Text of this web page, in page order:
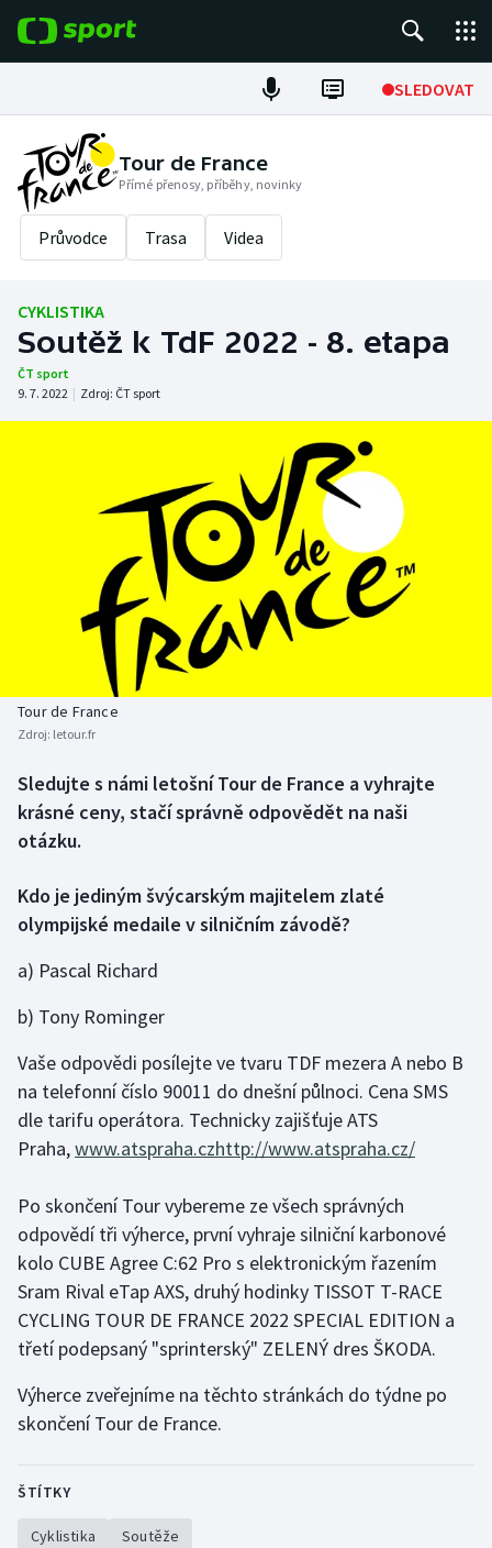
SLEDOVAT
Fotbal
Hokej
Tenis
Cyklistika
DALŠÍ SPORTY
Baseball a softbal
Basketbal
Biatlon
Boby a skeleton
Box
Curling
Dostihy
Futsal
Golf
Házená
Jezdectví
Judo
Krasobruslení
Lezení
Lyže a snowboard
Moderní pětiboj
Soutěže
Historické návraty
Aplikace ČT sport
Tour de France
Přímé přenosy, příběhy, novinky
Průvodce Trasa Videa
CYKLISTIKA
Soutěž k TdF 2022 - 8. etapa
ČT sport
9. 7. 2022 | Zdroj: ČT sport
Tour de France
Zdroj: letour.fr
Sledujte s námi letošní Tour de France a vyhrajte
krásné ceny, stačí správně odpovědět na naši
otázku.
Kdo je jediným švýcarským majitelem zlaté
olympijské medaile v silničním závodě?
a) Pascal Richard
b) Tony Rominger
Vaše odpovědi posílejte ve tvaru TDF mezera A nebo B
na telefonní číslo 90011 do dnešní půlnoci. Cena SMS
dle tarifu operátora. Technicky zajišťuje ATS
Praha,www.atspraha.czhttp://www.atspraha.cz/
Po skončení Tour vybereme ze všech správných
odpovědí tři výherce, první vyhraje silniční karbonové
kolo CUBE Agree C:62 Pro s elektronickým řazením
Sram Rival eTap AXS, druhý hodinky TISSOT T-RACE
CYCLING TOUR DE FRANCE 2022 SPECIAL EDITION a
třetí podepsaný "sprinterský" ZELENÝ dres ŠKODA.
Výherce zveřejníme na těchto stránkách do týdne po
skončení Tour de France.
ŠTÍTKY
Cyklistika Soutěže